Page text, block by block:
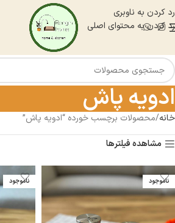
رد کردن به ناوبری
رد کردن به محتوای اصلی
ادویه پاش
خانه محصولات برچسب خورده “ادویه پاش”
مشاهده فیلترها
ناموجود ناموجود